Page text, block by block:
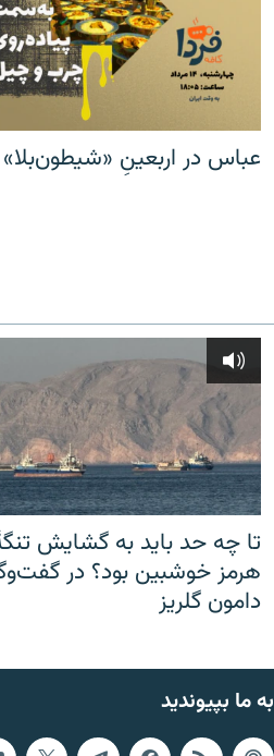
عباس در اربعینِ «شیطون‌بلا»
تا چه حد باید به گشایش
هرمز خوشبین بود؟ در
دامون گلریز
به ما بپیوندید